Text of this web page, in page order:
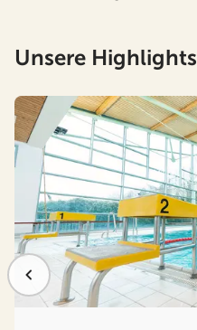
Unsere Highlights